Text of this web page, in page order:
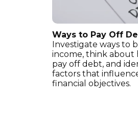
Ways to Pay Off
Investigate ways to
income, think about
pay off debt, and
factors that
financial objectives.